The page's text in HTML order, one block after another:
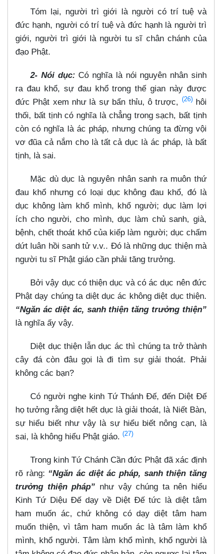
Tóm lại, người trì giới là người có trí tuệ và
đức hạnh, người có trí tuệ và đức hạnh là người trì
giới, người trì giới là người tu sĩ chân chánh của
đạo Phật.
2- Nói dục: Có nghĩa là nói nguyên nhân sinh
ra đau khổ, sự đau khổ trong thế gian này được
đức Phật xem như là sự bẩn thỉu, ô trược, (26)hôi
thối, bất tịnh có nghĩa là chẳng trong sạch, bất tịnh
còn có nghĩa là ác pháp, nhưng chúng ta đừng vội
vơ đũa cả nắm cho là tất cả dục là ác pháp, là bất
tịnh, là sai.
Mặc dù dục là nguyên nhân sanh ra muôn thứ
đau khổ nhưng có loại dục không đau khổ, đó là
dục không làm khổ mình, khổ người; dục làm lợi
ích cho người, cho mình, dục làm chủ sanh, già,
bệnh, chết thoát khổ của kiếp làm người; dục chấm
dứt luân hồi sanh tử v.v.. Đó là những dục thiện mà
người tu sĩ Phật giáo cần phải tăng trưởng.
Bởi vậy dục có thiện dục và có ác dục nên đức
Phật dạy chúng ta diệt dục ác không diệt dục thiện.
“Ngăn ác diệt ác, sanh thiện tăng trưởng thiện”
là nghĩa ấy vậy.
Diệt dục thiện lẫn dục ác thì chúng ta trở thành
cây đá còn đâu gọi là đi tìm sự giải thoát. Phải
không các bạn?
Có người nghe kinh Tứ Thánh Đế, đến Diệt Đế
họ tưởng rằng diệt hết dục là giải thoát, là Niết Bàn,
sự hiểu biết như vậy là sự hiểu biết nông cạn, là
sai, là không hiểu Phật giáo. (27)
Trong kinh Tứ Chánh Cần đức Phật đã xác định
rõ ràng: “Ngăn ác diệt ác pháp, sanh thiện tăng
trưởng thiện pháp” như vậy chúng ta nên hiểu
Kinh Tứ Diệu Đế dạy về Diệt Đế tức là diệt tâm
ham muốn ác, chứ không có dạy diệt tâm ham
muốn thiện, vì tâm ham muốn ác là tâm làm khổ
mình, khổ người. Tâm làm khổ mình, khổ người là